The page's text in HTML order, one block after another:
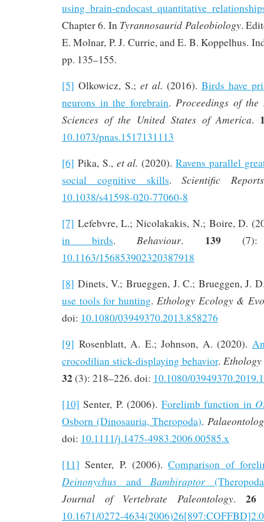
using brain-endocast quantitative
Chapter 6. In Tyrannosaurid Paleobiology.
E. Molnar, P. J. Currie, and E. B. Koppelhus.
pp. 135–155.
[5] Olkowicz, S.; et al. (2016). Birds have
neurons in the forebrain. Proceedings of
Sciences of the United States of America.
10.1073/pnas.1517131113
[6] Pika, S., et al. (2020).Ravens parallel
social cognitive skills.Scientific Reports
10.1038/s41598-020-77060-8
[7] Lefebvre, L.; Nicolakakis, N.; Boire, D.
in birds.Behaviour. 139
10.1163/156853902320387918
[8] Dinets, V.; Brueggen, J. C.; Brueggen, J.
use tools for hunting. Ethology Ecology &
doi: 10.1080/03949370.2013.858276
[9] Rosenblatt, A. E.; Johnson, A. (2020).
crocodilian stick-displaying behavior.
32(3): 218–226. doi: 10.1080/
[10] Senter, P. (2006). Forelimb function in
Osborn (Dinosauria, Theropoda).
doi: 10.1111/j.1475-4983.2006.00585.x
[11] Senter, P. (2006).Comparison of
Deinonychus andBambiraptor
Journal of Vertebrate Paleontology.
10.1671/0272-